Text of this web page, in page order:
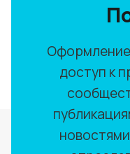
доступ к